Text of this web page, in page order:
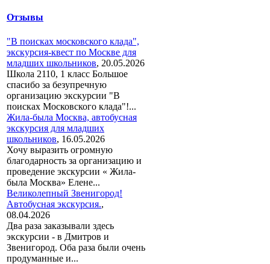
Отзывы
"В поисках московского клада",
экскурсия-квест по Москве для
младших школьников, 20.05.2026
Школа 2110, 1 класс Большое
спасибо за безупречную
организацию экскурсии "В
поисках Московского клада"!...
Жила-была Москва, автобусная
экскурсия для младших
школьников, 16.05.2026
Хочу выразить огромную
благодарность за организацию и
проведение экскурсии « Жила-
была Москва» Елене...
Великолепный Звенигород!
Автобусная экскурсия.,
08.04.2026
Два раза заказывали здесь
экскурсии - в Дмитров и
Звенигород. Оба раза были очень
продуманные и...